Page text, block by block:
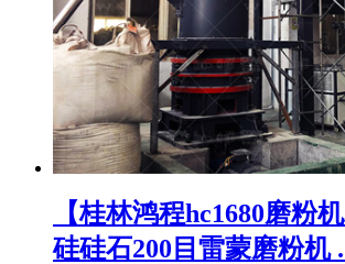
【桂林鸿程hc1680磨粉
硅硅石200目雷蒙磨粉机